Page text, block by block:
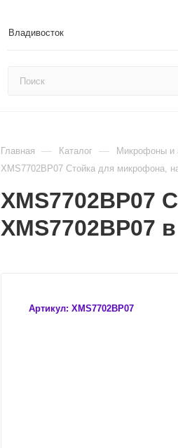
Владивосток
Главная — Каталог — Микрофоны и
XMS7702BP07 Стойка для микрофона,
XMS7702BP07
XMS7702BP07
Артикул: XMS7702BP07